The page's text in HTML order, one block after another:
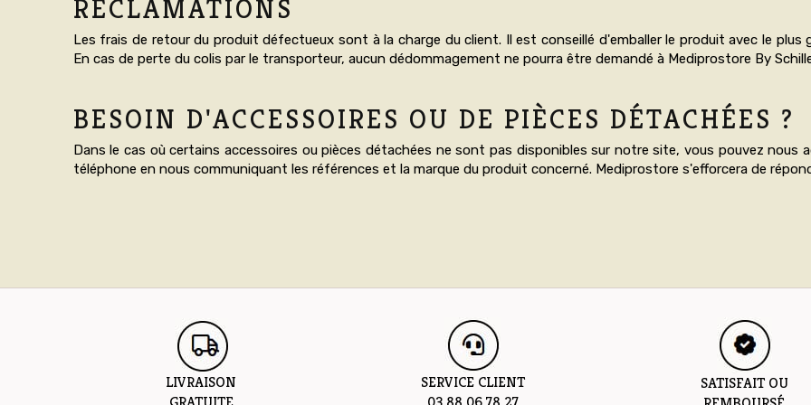
RÉCLAMATIONS
Les frais de retour du produit défectueux sont à la charge du client. Il est conseillé d'emballer le produit avec le
En cas de perte du colis par le transporteur, aucun dédommagement ne pourra être demandé à Mediprostore By
BESOIN D'ACCESSOIRES OU DE PIÈCES DÉTACHÉES ?
Dans le cas où certains accessoires ou pièces détachées ne sont pas disponibles sur notre site, vous pouvez nous
téléphone en nous communiquant les références et la marque du produit concerné. Mediprostore s'efforcera de
LIVRAISON
SERVICE CLIENT
SATISFAIT OU